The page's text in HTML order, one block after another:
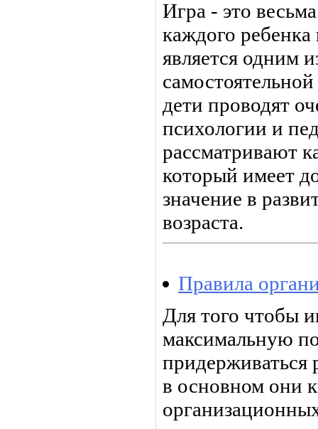
Игра - это
каждого ребенка
является одним
дети проводят
психологии и
рассматривают
который имеет
значение в
возраста.
Правила
Для того чтобы
максимальную
придерживаться
в основном они